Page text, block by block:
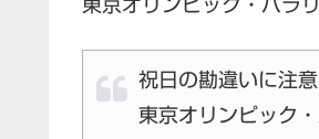
東京オリンピック・パラ
祝日の勘違いに注意
東京オリンピック